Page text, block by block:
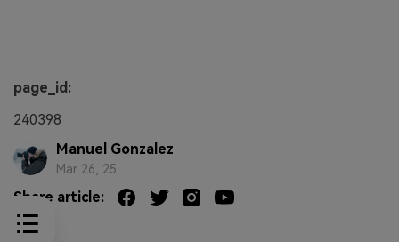
page_id:
240398
Manuel Gonzalez
Mar 26, 25
Share article: